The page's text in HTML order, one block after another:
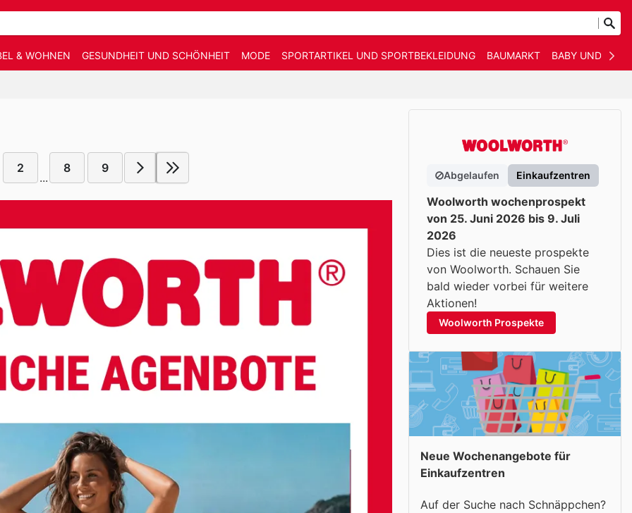
& WOHNEN GESUNDHEIT UND SCHÖNHEIT MODE SPORTARTIKEL UND SPORTBEKLEIDUNG BAUMARKT BABY UND KIND
2
...
8 9
Abgelaufen Einkaufzentren
Woolworth wochenprospekt
von 25. Juni 2026 bis 9. Juli
2026
Dies ist die neueste prospekte
von Woolworth. Schauen Sie
bald wieder vorbei für weitere
Aktionen!
Woolworth Prospekte
Neue Wochenangebote für
Einkaufzentren
Auf der Suche nach Schnäppchen?